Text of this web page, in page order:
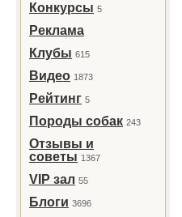
Конкурсы 5
Реклама
Клубы 615
Видео 1873
Рейтинг 5
Породы собак 243
Отзывы и
советы 1367
VIP зал 55
Блоги 3696